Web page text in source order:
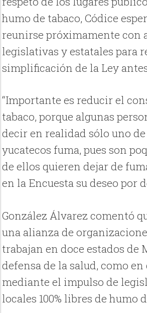
humo de tabaco, Códice
reunirse próximamente con
legislativas y estatales para
simplificación de la Ley
“Importante es reducir el
tabaco, porque algunas
decir en realidad sólo uno de
yucatecos fuma, pues son
de ellos quieren dejar de
en la Encuesta su deseo por
González Álvarez comentó
una alianza de
trabajan en doce estados de
defensa de la salud, como en
mediante el impulso de
locales 100% libres de humo